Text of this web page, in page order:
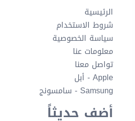
الرئيسية
شروط الاستخدام
سياسة الخصوصية
معلومات عنا
تواصل معنا
Apple - أبل
Samsung - سامسونج
أضف حديثاً